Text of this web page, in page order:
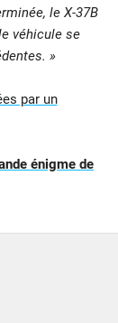
le X-37B
véhicule se
»
par un
énigme de